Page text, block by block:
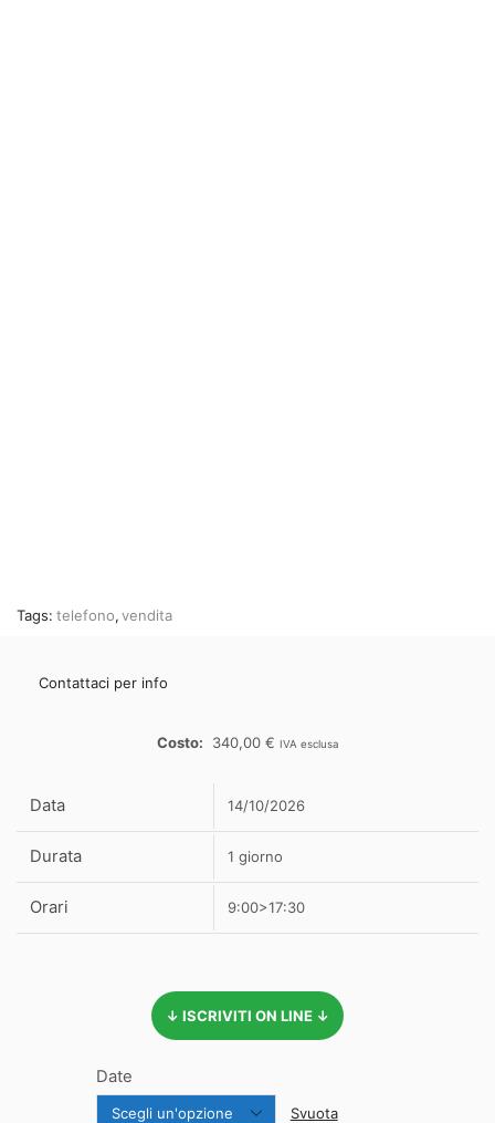
Tags: telefono,vendita
Contattaci per info
340,00 € IVA esclusa
Data 14/10/2026
Durata 1 giorno
Orari 9:00>17:30
↓ ISCRIVITI ON LINE ↓
Date
Svuota